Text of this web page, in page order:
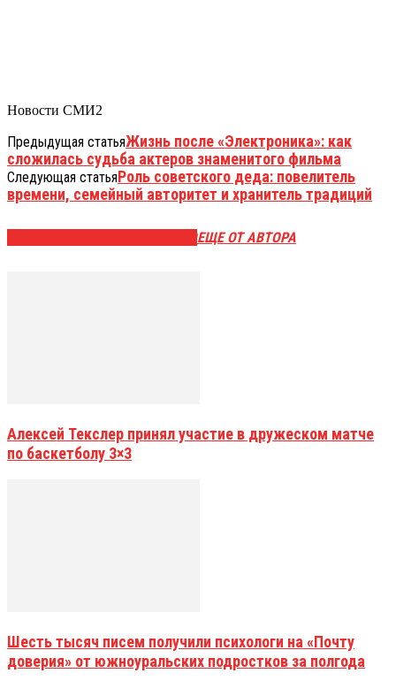
Новости СМИ2
Предыдущая статьяЖизнь после «Электроника»: как
сложилась судьба актеров знаменитого фильма
Следующая статьяРоль советского деда: повелитель
времени, семейный авторитет и хранитель традиций
ЕЩЕ ОТ АВТОРА
Алексей Текслер принял участие в дружеском матче
по баскетболу 3×3
Шесть тысяч писем получили психологи на «Почту
доверия» от южноуральских подростков за полгода